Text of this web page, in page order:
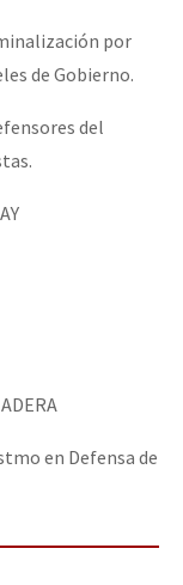
por
de Gobierno.
del
en Defensa de